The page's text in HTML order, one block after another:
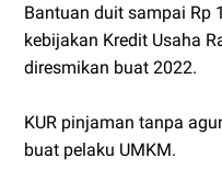
Bantuan duit sampai Rp
kebijakan Kredit Usaha
diresmikan buat 2022.
KUR pinjaman tanpa
buat pelaku UMKM.